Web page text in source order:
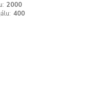
2000
400